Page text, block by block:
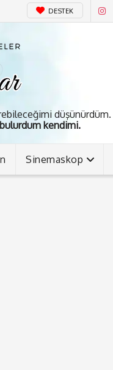
DESTEK
düşünürdüm.
kendimi.
Sinemaskop